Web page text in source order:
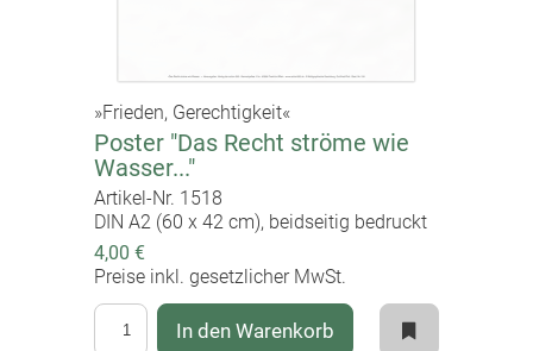
»Frieden, Gerechtigkeit«
Poster "Das Recht ströme wie
Wasser..."
Artikel-Nr. 1518
DIN A2 (60 x 42 cm), beidseitig bedruckt
4,00 €
Preise inkl. gesetzlicher MwSt.
In den Warenkorb